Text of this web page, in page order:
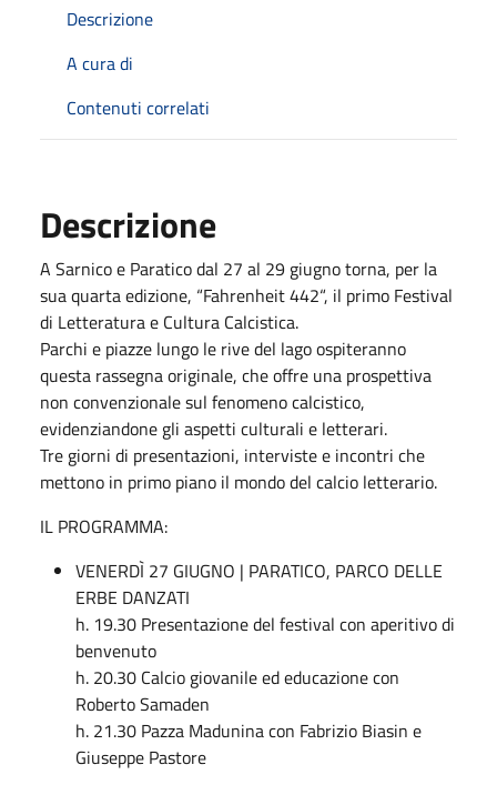
Descrizione
A cura di
Contenuti correlati
Descrizione
A Sarnico e Paratico dal 27 al 29 giugno torna, per la
sua quarta edizione, “Fahrenheit 442“, il primo Festival
di Letteratura e Cultura Calcistica.
Parchi e piazze lungo le rive del lago ospiteranno
questa rassegna originale, che offre una prospettiva
non convenzionale sul fenomeno calcistico,
evidenziandone gli aspetti culturali e letterari.
Tre giorni di presentazioni, interviste e incontri che
mettono in primo piano il mondo del calcio letterario.
IL PROGRAMMA:
VENERDÌ 27 GIUGNO | PARATICO, PARCO DELLE
ERBE DANZATI
h. 19.30 Presentazione del festival con aperitivo di
benvenuto
h. 20.30 Calcio giovanile ed educazione con
Roberto Samaden
h. 21.30 Pazza Madunina con Fabrizio Biasin e
Giuseppe Pastore